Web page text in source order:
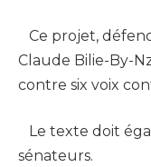
Ce projet,
Claude Bilie-By-
contre six voix
Le texte doit
sénateurs.